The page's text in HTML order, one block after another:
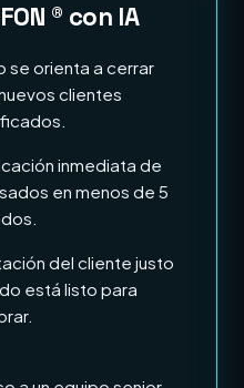
® con IA
se orienta a cerrar
clientes
inmediata de
en menos de 5
del cliente justo
está listo para